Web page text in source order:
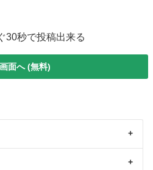
30秒で投稿出来る
面へ (無料)